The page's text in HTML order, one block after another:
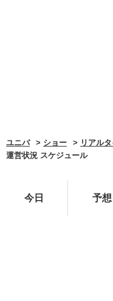
ユニバ ショー リアル
運営状況 スケジュール
今日 予想